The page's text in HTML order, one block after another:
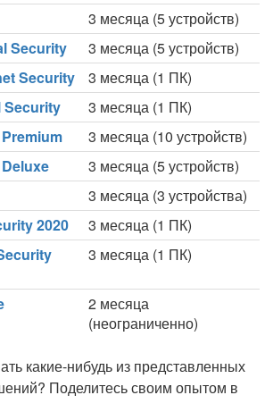
3 месяца (5 устройств)
Security
3 месяца (5 устройств)
Security
3 месяца (1 ПК)
Security
3 месяца (1 ПК)
3 месяца (10 устройств)
3 месяца (5 устройств)
3 месяца (3 устройства)
2020
3 месяца (1 ПК)
3 месяца (1 ПК)
2 месяца
(неограниченно)
какие-нибудь из представленных
Поделитесь своим опытом в